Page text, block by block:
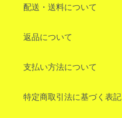
配送・送料について
返品について
支払い方法について
特定商取引法に基づく表記